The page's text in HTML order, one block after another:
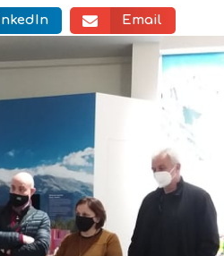
Email